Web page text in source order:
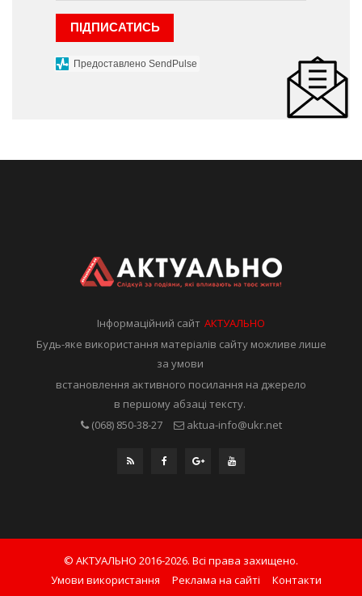
ПІДПИСАТИСЬ
Предоставлено SendPulse
Інформаційний сайтАКТУАЛЬНО
Будь-яке використання матеріалів сайту можливе лише
за умови
встановлення активного посилання на джерело
в першому абзаці тексту.
(068) 850-38-27
aktua-info@ukr.net
© АКТУАЛЬНО 2016-2026. Всі права захищено.
Умови використання
Реклама на сайті Контакти